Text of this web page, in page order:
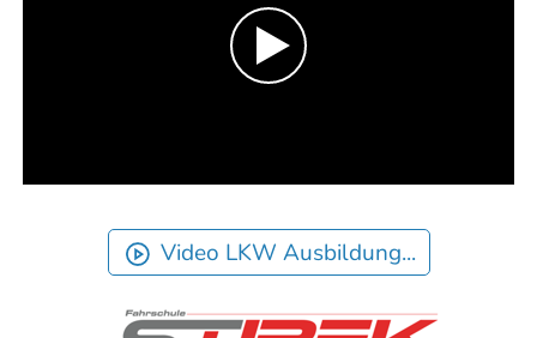
Video LKW Ausbildung...